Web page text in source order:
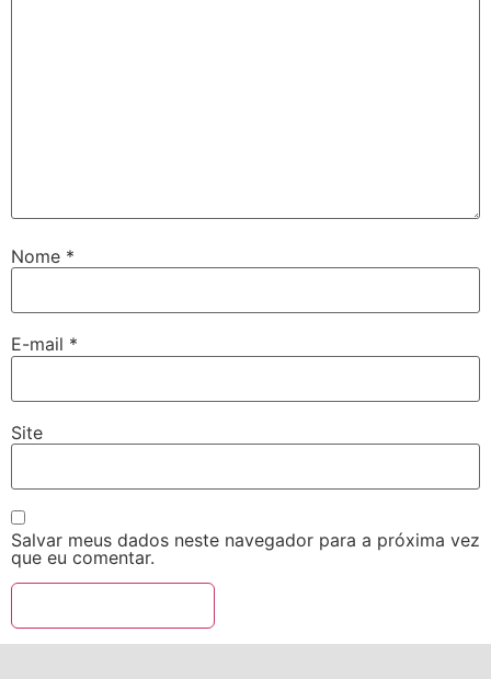
Nome *
E-mail *
Site
Salvar meus dados neste navegador para a próxima vez
que eu comentar.